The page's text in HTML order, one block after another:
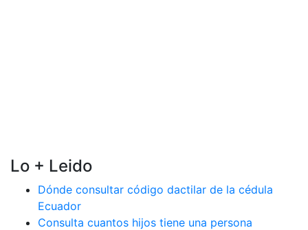
Lo + Leido
Dónde consultar código dactilar de la cédula
Ecuador
Consulta cuantos hijos tiene una persona